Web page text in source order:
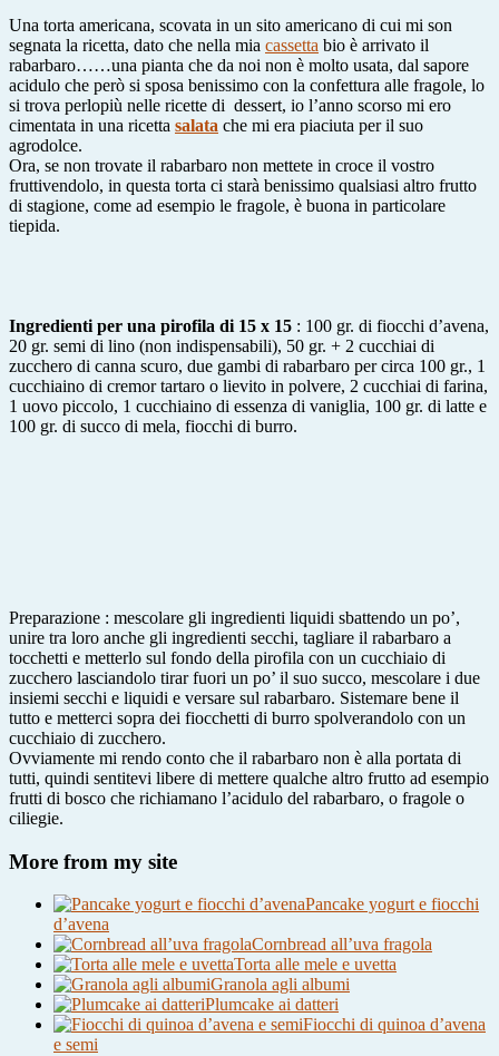
Una torta americana, scovata in un sito americano di cui mi son
segnata la ricetta, dato che nella mia cassetta bio è arrivato il
rabarbaro……una pianta che da noi non è molto usata, dal sapore
acidulo che però si sposa benissimo con la confettura alle fragole, lo
si trova perlopiù nelle ricette di dessert, io l’anno scorso mi ero
cimentata in una ricetta salata che mi era piaciuta per il suo
agrodolce.
Ora, se non trovate il rabarbaro non mettete in croce il vostro
fruttivendolo, in questa torta ci starà benissimo qualsiasi altro frutto
di stagione, come ad esempio le fragole, è buona in particolare
tiepida.
Ingredienti per una pirofila di 15 x 15 : 100 gr. di fiocchi d’avena,
20 gr. semi di lino (non indispensabili), 50 gr. + 2 cucchiai di
zucchero di canna scuro, due gambi di rabarbaro per circa 100 gr., 1
cucchiaino di cremor tartaro o lievito in polvere, 2 cucchiai di farina,
1 uovo piccolo, 1 cucchiaino di essenza di vaniglia, 100 gr. di latte e
100 gr. di succo di mela, fiocchi di burro.
Preparazione : mescolare gli ingredienti liquidi sbattendo un po’,
unire tra loro anche gli ingredienti secchi, tagliare il rabarbaro a
tocchetti e metterlo sul fondo della pirofila con un cucchiaio di
zucchero lasciandolo tirar fuori un po’ il suo succo, mescolare i due
insiemi secchi e liquidi e versare sul rabarbaro. Sistemare bene il
tutto e metterci sopra dei fiocchetti di burro spolverandolo con un
cucchiaio di zucchero.
Ovviamente mi rendo conto che il rabarbaro non è alla portata di
tutti, quindi sentitevi libere di mettere qualche altro frutto ad esempio
frutti di bosco che richiamano l’acidulo del rabarbaro, o fragole o
ciliegie.
More from my site
Pancake yogurt e fiocchi
d’avena
Cornbread all’uva fragola
Torta alle mele e uvetta
Granola agli albumi
Plumcake ai datteri
Fiocchi di quinoa d’avena
e semi